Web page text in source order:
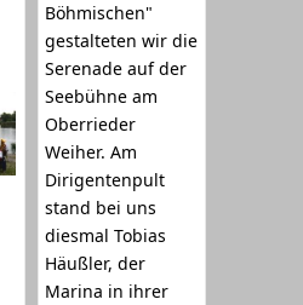
Böhmischen"
gestalteten wir die
Serenade auf der
Seebühne am
Oberrieder
Weiher. Am
Dirigentenpult
stand bei uns
diesmal Tobias
Häußler, der
Marina in ihrer